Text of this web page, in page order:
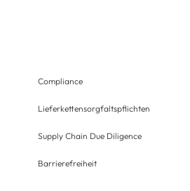
Compliance
Lieferkettensorgfaltspflichten
Supply Chain Due Diligence
Barrierefreiheit